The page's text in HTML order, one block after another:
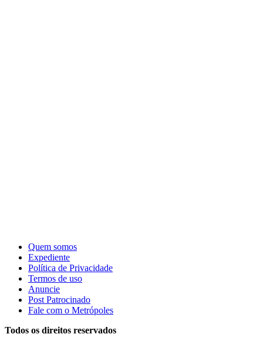
Quem somos
Expediente
Política de Privacidade
Termos de uso
Anuncie
Post Patrocinado
Fale com o Metrópoles
Todos os direitos reservados